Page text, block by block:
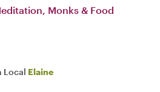
Monks & Food
Local Elaine